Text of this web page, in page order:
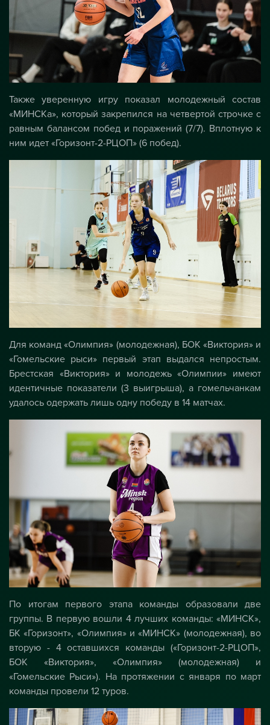
Также уверенную игру показал молодежный состав
«МИНСКа», который закрепился на четвертой строчке с
равным балансом побед и поражений (7/7). Вплотную к
ним идет «Горизонт-2-РЦОП» (6 побед).
Для команд «Олимпия» (молодежная), БОК «Виктория» и
«Гомельские рыси» первый этап выдался непростым.
Брестская «Виктория» и молодежь «Олимпии» имеют
идентичные показатели (3 выигрыша), а гомельчанкам
удалось одержать лишь одну победу в 14 матчах.
По итогам первого этапа команды образовали две
группы. В первую вошли 4 лучших команды: «МИНСК»,
БК «Горизонт», «Олимпия» и «МИНСК» (молодежная), во
вторую - 4 оставшихся команды («Горизонт-2-РЦОП»,
БОК «Виктория», «Олимпия» (молодежная) и
«Гомельские Рыси»). На протяжении с января по март
команды провели 12 туров.